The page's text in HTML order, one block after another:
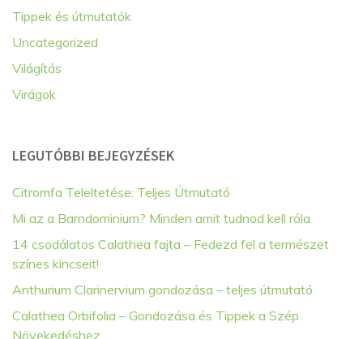
Tippek és útmutatók
Uncategorized
Világítás
Virágok
LEGUTÓBBI BEJEGYZÉSEK
Citromfa Teleltetése: Teljes Útmutató
Mi az a Barndominium? Minden amit tudnod kell róla
14 csodálatos Calathea fajta – Fedezd fel a természet
színes kincseit!
Anthurium Clarinervium gondozása – teljes útmutató
Calathea Orbifolia – Gondozása és Tippek a Szép
Növekedéshez